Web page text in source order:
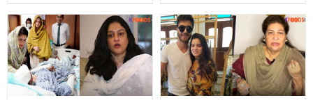
تھی جسے اپنا کر وہ شہرت
کی بلندیوں پر پہنچ گئیں؟
کیسے کیا؟دیکھیں ویڈیو